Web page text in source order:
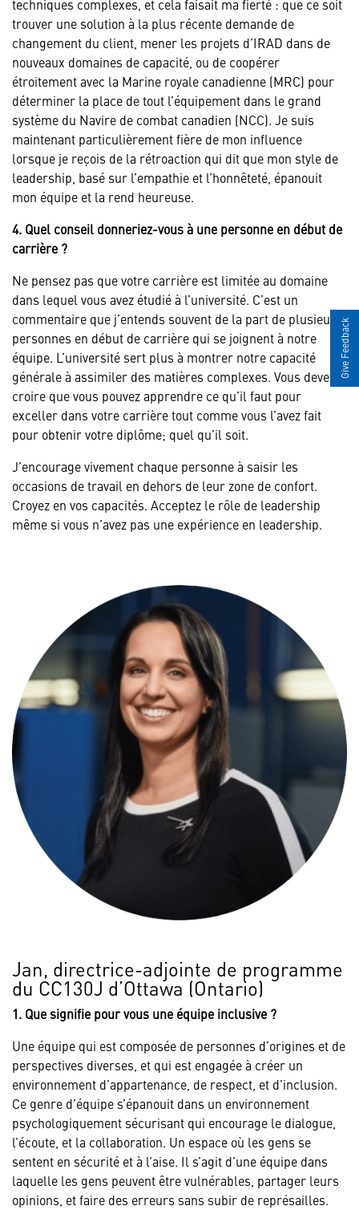
techniques complexes, et cela faisait ma fierté : que ce soit
trouver une solution à la plus récente demande de
changement du client, mener les projets d’IRAD dans de
nouveaux domaines de capacité, ou de coopérer
étroitement avec la Marine royale canadienne (MRC) pour
déterminer la place de tout l’équipement dans le grand
système du Navire de combat canadien (NCC). Je suis
maintenant particulièrement fière de mon influence
lorsque je reçois de la rétroaction qui dit que mon style de
leadership, basé sur l’empathie et l’honnêteté, épanouit
mon équipe et la rend heureuse.
4. Quel conseil donneriez-vous à une personne en début de
carrière ?
Ne pensez pas que votre carrière est limitée au domaine
dans lequel vous avez étudié à l’université. C’est un
commentaire que j’entends souvent de la part de plusieurs
personnes en début de carrière qui se joignent à notre
équipe. L’université sert plus à montrer notre capacité
générale à assimiler des matières complexes. Vous devez
croire que vous pouvez apprendre ce qu’il faut pour
exceller dans votre carrière tout comme vous l’avez fait
pour obtenir votre diplôme; quel qu’il soit.
J’encourage vivement chaque personne à saisir les
occasions de travail en dehors de leur zone de confort.
Croyez en vos capacités. Acceptez le rôle de leadership
même si vous n’avez pas une expérience en leadership.
Jan, directrice-adjointe de programme
du CC130J d’Ottawa (Ontario)
1. Que signifie pour vous une équipe inclusive ?
Une équipe qui est composée de personnes d’origines et de
perspectives diverses, et qui est engagée à créer un
environnement d’appartenance, de respect, et d’inclusion.
Ce genre d’équipe s’épanouit dans un environnement
psychologiquement sécurisant qui encourage le dialogue,
l’écoute, et la collaboration. Un espace où les gens se
sentent en sécurité et à l’aise. Il s’agit d’une équipe dans
laquelle les gens peuvent être vulnérables, partager leurs
opinions, et faire des erreurs sans subir de représailles.
Give Feedback